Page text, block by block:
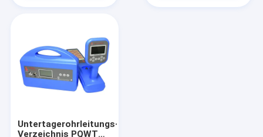
Untertagerohrleitungs-
Verzeichnis PQWT